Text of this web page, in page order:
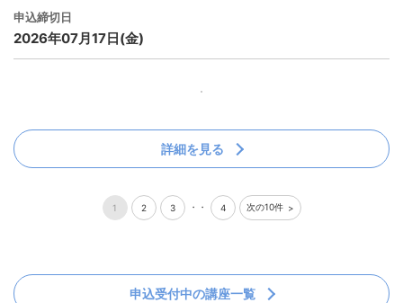
申込締切日
2026年07月17日(金)
詳細を見る
1 2 3 ・・ 4 次の10件
申込受付中の講座一覧